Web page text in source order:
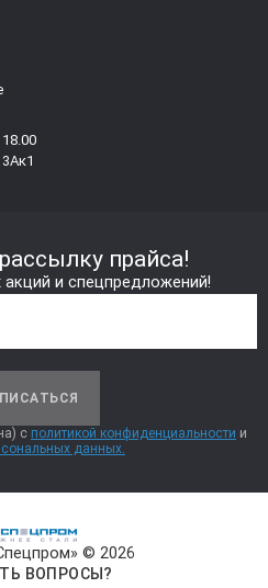
прайса!
акций и спецпредложений!
с политикой конфиденциальности и
данных.
© 2026
ВОПРОСЫ?